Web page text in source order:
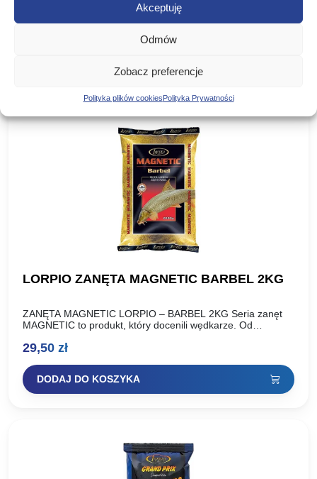
Akceptuję
Odmów
Zobacz preferencje
Polityka plików cookiesPolityka Prywatności
przez wędkarzy seria SUPER powstała na bazie
doświadczeń i sukcesów klubu LORPIO oraz Piotra Lorenca,
LORPIO ZANĘTA MAGNETIC BARBEL 2KG
ZANĘTA MAGNETIC LORPIO – BARBEL 2KG Seria zanęt
MAGNETIC to produkt, który docenili wędkarze. Od
stwierdzić, że seria…
29,50 zł
DODAJ DO KOSZYKA